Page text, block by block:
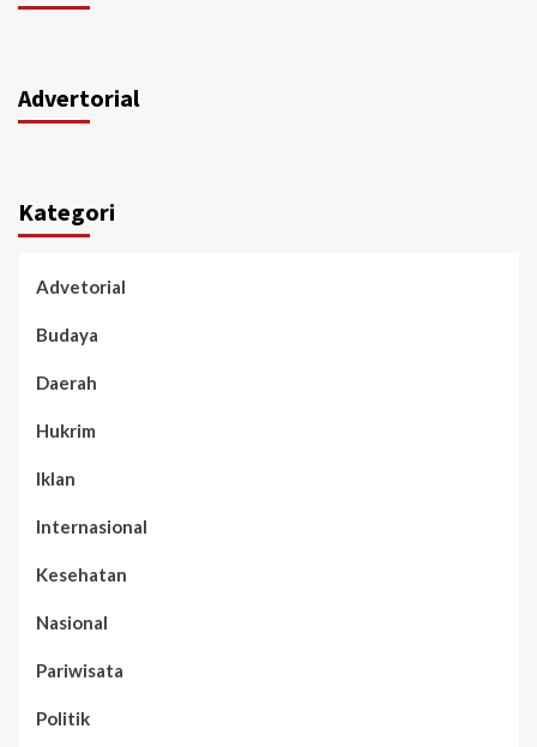
Advertorial
Kategori
Advetorial
Budaya
Daerah
Hukrim
Iklan
Internasional
Kesehatan
Nasional
Pariwisata
Politik